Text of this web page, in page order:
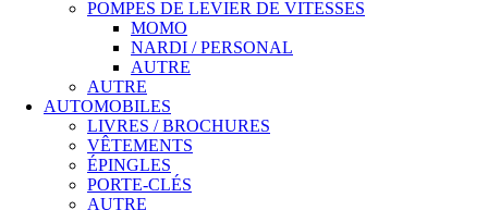
POMPES DE LEVIER DE VITESSES
MOMO
NARDI / PERSONAL
AUTRE
AUTRE
AUTOMOBILES
LIVRES / BROCHURES
VÊTEMENTS
ÉPINGLES
PORTE-CLÉS
AUTRE